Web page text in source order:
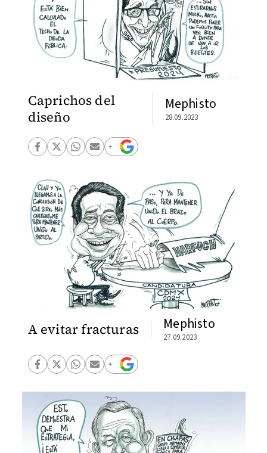
Caprichos del
diseño
Mephisto
28.09.2023
A evitar fracturas Mephisto
27.09.2023